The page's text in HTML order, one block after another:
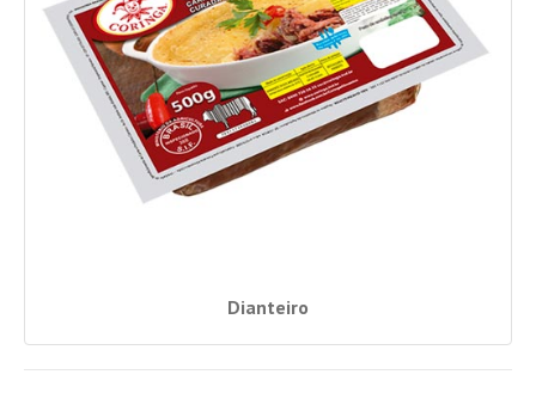
Dianteiro